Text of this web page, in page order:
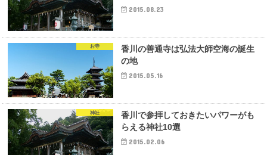
2015.08.23
お寺
香川の善通寺は弘法大師空海の誕生
の地
2015.05.16
神社
香川で参拝しておきたいパワーがも
らえる神社10選
2015.02.06